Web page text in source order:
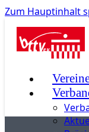
Zum Hauptinhalt